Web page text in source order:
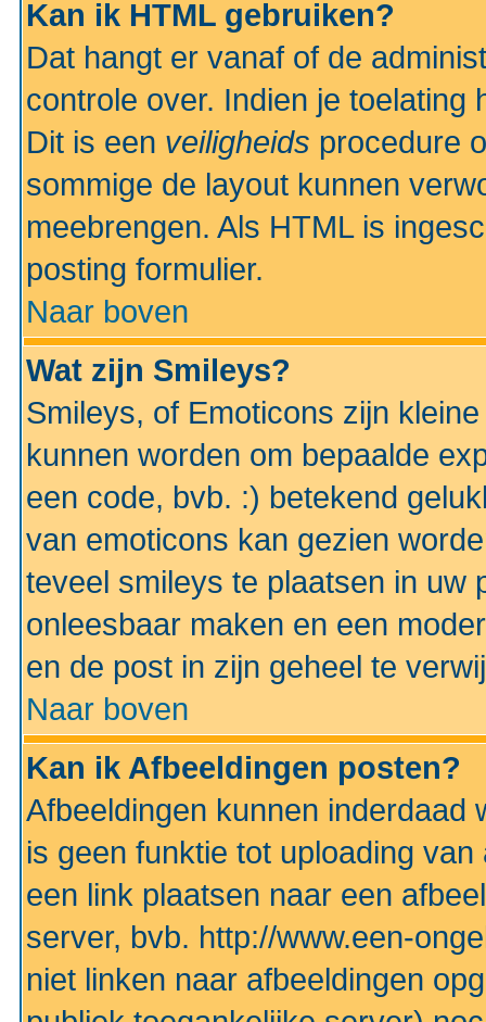
Kan ik HTML gebruiken?
Dat hangt er vanaf of de
controle over. Indien je
Dit is een veiligheids procedure
sommige de layout kunnen
meebrengen. Als HTML is
posting formulier.
Naar boven
Wat zijn Smileys?
Smileys, of Emoticons zijn
kunnen worden om bepaalde
een code, bvb. :) betekend
van emoticons kan gezien
teveel smileys te plaatsen in uw
onleesbaar maken en een
en de post in zijn geheel te
Naar boven
Kan ik Afbeeldingen posten?
Afbeeldingen kunnen inderdaad
is geen funktie tot uploading
een link plaatsen naar een
server, bvb. http://www.een-
niet linken naar afbeeldingen